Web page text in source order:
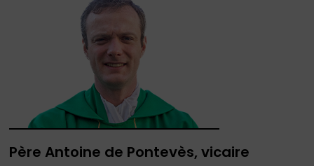
Père Antoine de Pontevès, vicaire